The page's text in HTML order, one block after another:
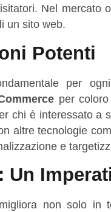
Nel mercato
un sito web.
Potenti
per
per
chi è interessato a
altre tecnologie
e
Un
non solo in